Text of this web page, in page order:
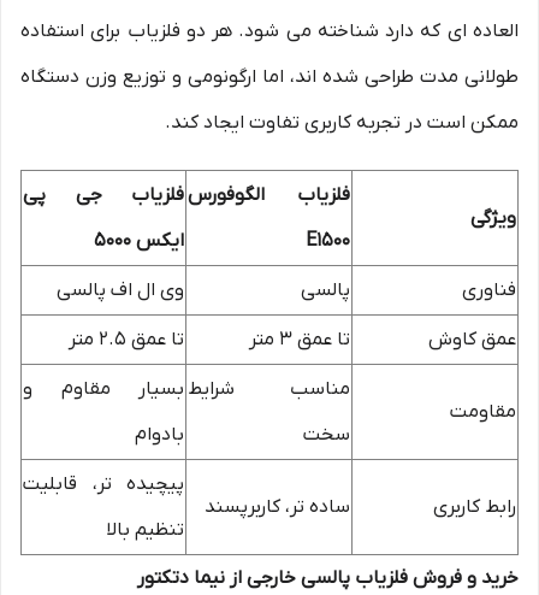
العاده ای که دارد شناخته می شود. هر دو فلزیاب برای استفاده
طولانی مدت طراحی شده اند، اما ارگونومی و توزیع وزن دستگاه
ممکن است در تجربه کاربری تفاوت ایجاد کند.
ویژگی
فلزیاب الگوفورس
E1500
فلزیاب جی پی
ایکس 5000
فناوری پالسی وی ال اف پالسی
عمق کاوش تا عمق 3 متر تا عمق 2.5 متر
مقاومت
مناسب شرایط
سخت
بسیار مقاوم و
بادوام
رابط کاربری ساده تر، کاربرپسند
پیچیده تر، قابلیت
تنظیم بالا
خرید و فروش فلزیاب پالسی خارجی از نیما دتکتور